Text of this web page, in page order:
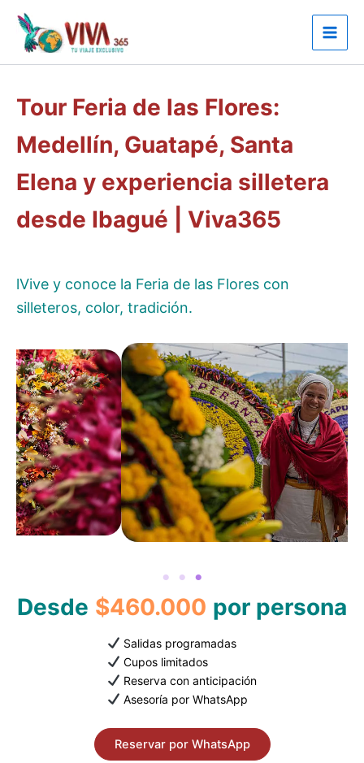
contenido
Tour Feria de las Flores:
Medellín, Guatapé, Santa
Elena y experiencia silletera
desde Ibagué | Viva365
lVive y conoce la Feria de las Flores con
silleteros, color, tradición.
Desde $460.000 por persona
Salidas programadas
Cupos limitados
Reserva con anticipación
Asesoría por WhatsApp
Reservar por WhatsApp